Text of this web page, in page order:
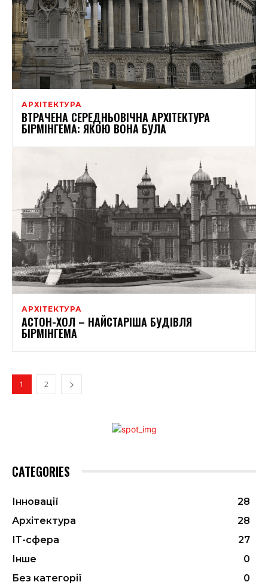
АРХІТЕКТУРА
ВТРАЧЕНА СЕРЕДНЬОВІЧНА АРХІТЕКТУРА
БІРМІНГЕМА: ЯКОЮ ВОНА БУЛА
АРХІТЕКТУРА
АСТОН-ХОЛ – НАЙСТАРІША БУДІВЛЯ
БІРМІНГЕМА
1 2
CATEGORIES
Інновації
28
Архітектура
28
ІТ-сфера
27
Інше
0
Без категорії
0